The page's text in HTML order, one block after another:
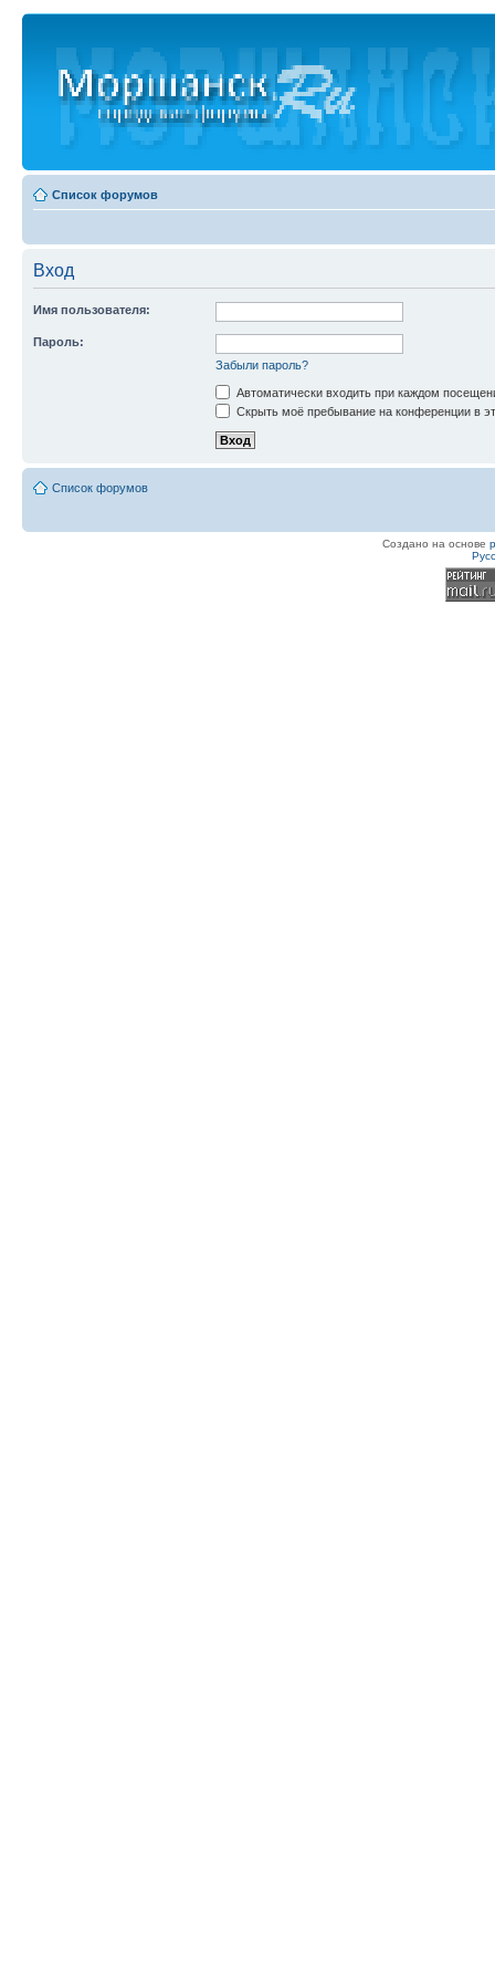
Список форумов
Вход
Имя пользователя:
Пароль:
Забыли пароль?
Автоматически входить при каждом
Скрыть моё пребывание на конференции в
Список форумов
Создано на основе